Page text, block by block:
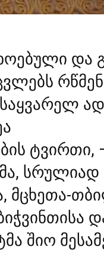
და
ტვირთი,
მცხეთა-
შიო